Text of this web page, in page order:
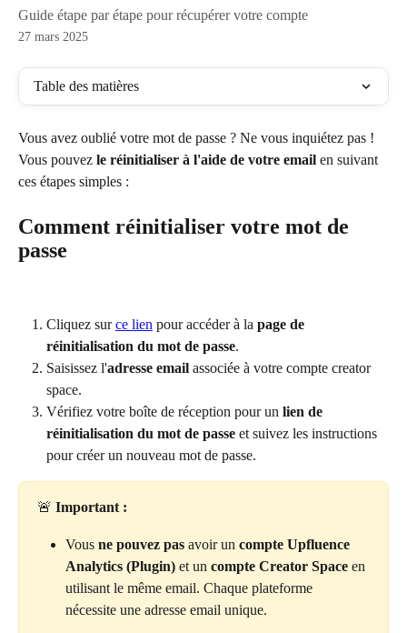
Guide étape par étape pour récupérer votre compte
27 mars 2025
Table des matières
Vous avez oublié votre mot de passe ? Ne vous inquiétez pas !
Vous pouvez le réinitialiser à l'aide de votre email en suivant
ces étapes simples :
Comment réinitialiser votre mot de
passe
Cliquez sur ce lien pour accéder à la page de
réinitialisation du mot de passe.
Saisissez l'adresse email associée à votre compte creator
space.
Vérifiez votre boîte de réception pour un lien de
réinitialisation du mot de passe et suivez les instructions
pour créer un nouveau mot de passe.
🚨 Important :
Vous ne pouvez pas avoir un compte Upfluence
Analytics (Plugin) et un compte Creator Space en
utilisant le même email. Chaque plateforme
nécessite une adresse email unique.